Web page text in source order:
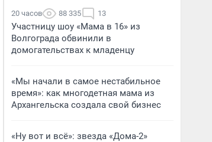
20 часов 88 335 13
Участницу шоу «Мама в 16» из
Волгограда обвинили в
домогательствах к младенцу
«Мы начали в самое нестабильное
время»: как многодетная мама из
Архангельска создала свой бизнес
«Ну вот и всё»: звезда «Дома-2»